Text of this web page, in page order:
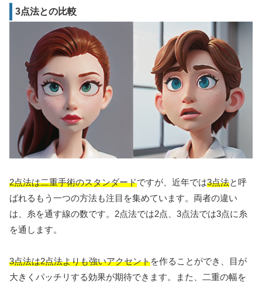
3点法との比較
2点法は二重手術のスタンダードですが、近年では3点法と呼
ばれるもう一つの方法も注目を集めています。両者の違い
は、糸を通す線の数です。2点法では2点、3点法では3点に糸
を通します。
3点法は2点法よりも強いアクセントを作ることができ、目が
大きくパッチリする効果が期待できます。また、二重の幅を